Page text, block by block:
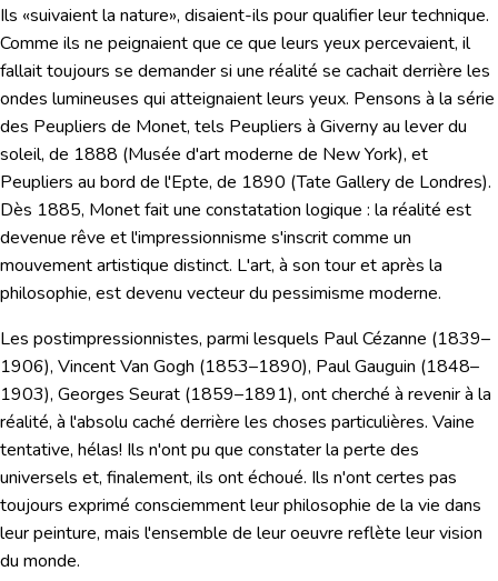
Ils «suivaient la nature», disaient-ils pour qualifier leur technique.
Comme ils ne peignaient que ce que leurs yeux percevaient, il
fallait toujours se demander si une réalité se cachait derrière les
ondes lumineuses qui atteignaient leurs yeux. Pensons à la série
des Peupliers de Monet, tels Peupliers à Giverny au lever du
soleil, de 1888 (Musée d'art moderne de New York), et
Peupliers au bord de l'Epte, de 1890 (Tate Gallery de Londres).
Dès 1885, Monet fait une constatation logique : la réalité est
devenue rêve et l'impressionnisme s'inscrit comme un
mouvement artistique distinct. L'art, à son tour et après la
philosophie, est devenu vecteur du pessimisme moderne.
Les postimpressionnistes, parmi lesquels Paul Cézanne (1839–
1906), Vincent Van Gogh (1853–1890), Paul Gauguin (1848–
1903), Georges Seurat (1859–1891), ontcherché à revenir à la
réalité, à l'absolu caché derrière les choses particulières. Vaine
tentative, hélas! Ils n'ont pu que constater la perte des
universels et, finalement, ils ont échoué. Ils n'ont certes pas
toujours exprimé consciemment leur philosophie de la vie dans
leur peinture, mais l'ensemble de leur oeuvre reflète leur vision
du monde.